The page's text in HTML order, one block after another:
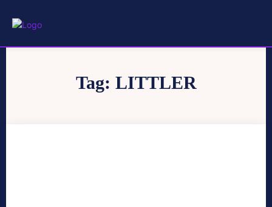
Tag: LITTLER